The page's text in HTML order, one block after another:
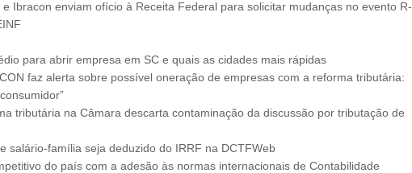
e Ibracon enviam ofício à Receita Federal para solicitar mudanças no evento R-
para abrir empresa em SC e quais as cidades mais rápidas
faz alerta sobre possível oneração de empresas com a reforma tributária:
tributária na Câmara descarta contaminação da discussão por tributação de
salário-família seja deduzido do IRRF na DCTFWeb
do país com a adesão às normas internacionais de Contabilidade